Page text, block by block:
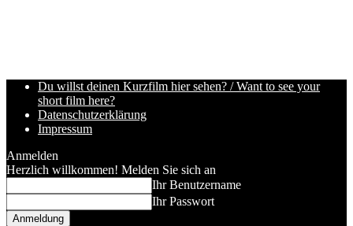
Du willst deinen Kurzfilm hier sehen? / Want to see your
short film here?
Datenschutzerklärung
Impressum
Anmelden
Herzlich willkommen! Melden Sie sich an
Ihr Benutzername
Ihr Passwort